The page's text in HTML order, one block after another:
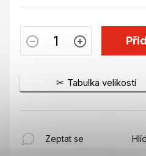
Tabulka velikostí
Zeptat se